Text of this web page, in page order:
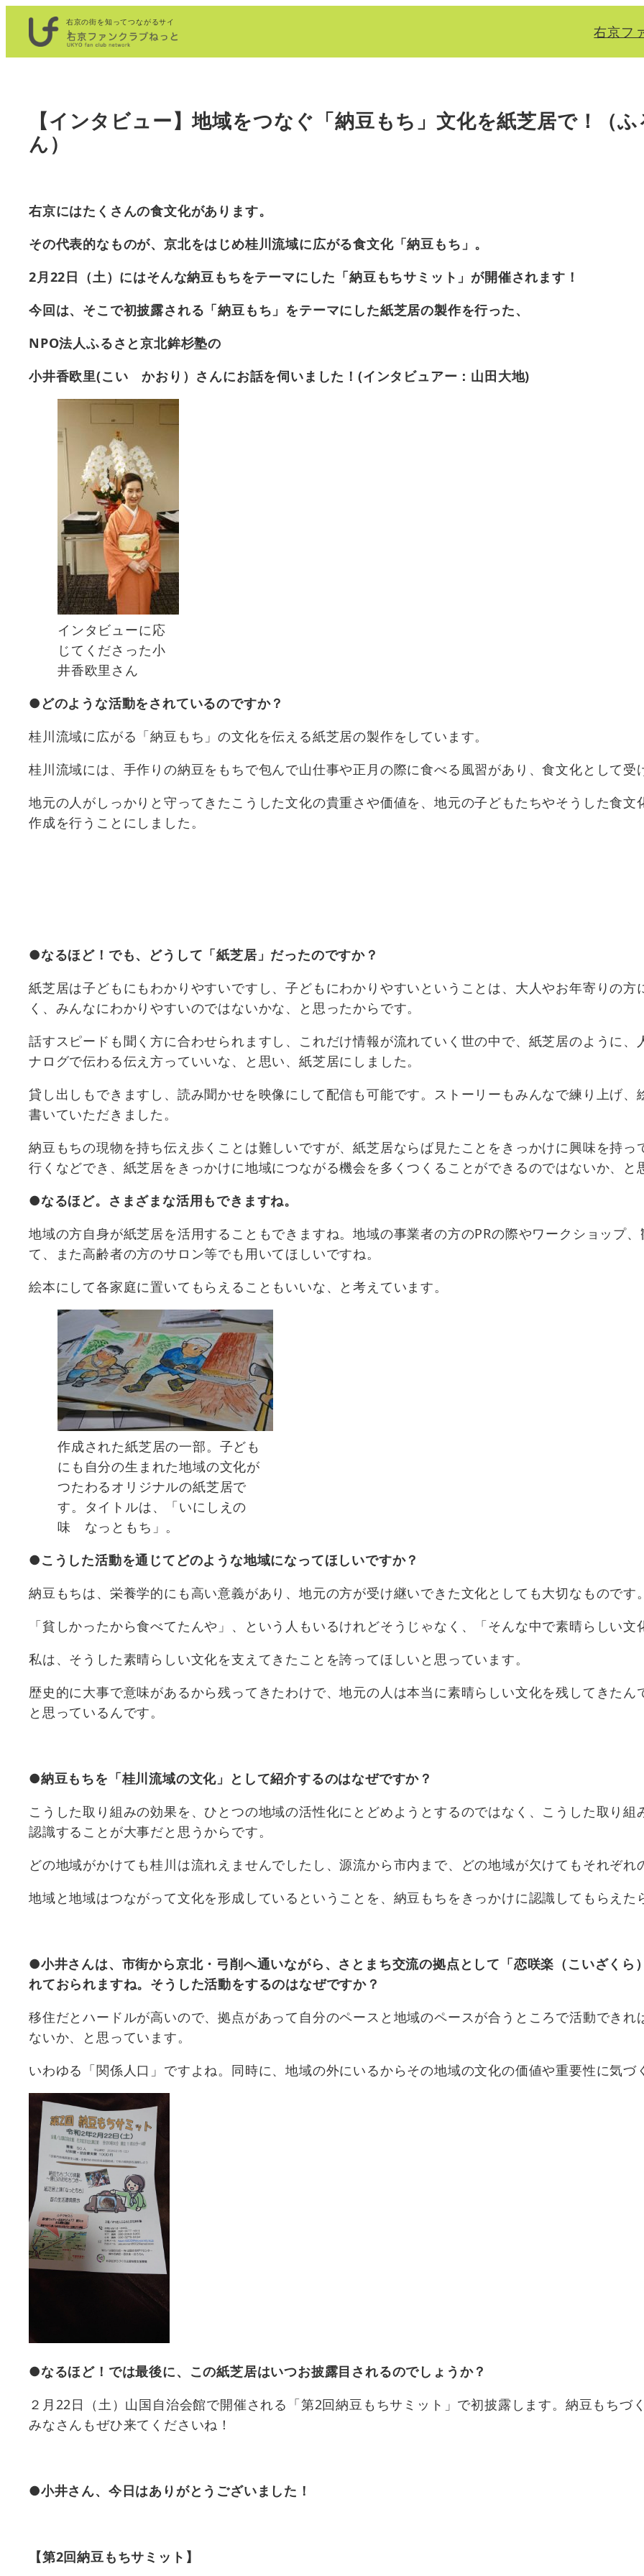
を
右京の街を知ってつながるサイ
ト
右京フ
【インタビュー】地域をつなぐ「納豆もち」文化を紙芝居で！（
ん）
右京にはたくさんの食文化があります。
その代表的なものが、京北をはじめ桂川流域に広がる食文化「納豆もち」。
2月22日（土）にはそんな納豆もちをテーマにした「納豆もちサミット」が開催されます！
今回は、そこで初披露される「納豆もち」をテーマにした紙芝居の製作を行った、
NPO法人ふるさと京北鉾杉塾の
小井香欧里(こい かおり）さんにお話を伺いました！(インタビュアー：山田大地)
インタビューに応
じてくださった小
井香欧里さん
●どのような活動をされているのですか？
桂川流域に広がる「納豆もち」の文化を伝える紙芝居の製作をしています。
桂川流域には、手作りの納豆をもちで包んで山仕事や正月の際に食べる風習があり、食文化として受
地元の人がしっかりと守ってきたこうした文化の貴重さや価値を、地元の子どもたちやそうした食
作成を行うことにしました。
●なるほど！でも、どうして「紙芝居」だったのですか？
紙芝居は子どもにもわかりやすいですし、子どもにわかりやすいということは、大人やお年寄りの方
く、みんなにわかりやすいのではないかな、と思ったからです。
話すスピードも聞く方に合わせられますし、これだけ情報が流れていく世の中で、紙芝居のように、
ナログで伝わる伝え方っていいな、と思い、紙芝居にしました。
貸し出しもできますし、読み聞かせを映像にして配信も可能です。ストーリーもみんなで練り上げ、
書いていただきました。
納豆もちの現物を持ち伝え歩くことは難しいですが、紙芝居ならば見たことをきっかけに興味を持っ
行くなどでき、紙芝居をきっかけに地域につながる機会を多くつくることができるのではないか、と
●なるほど。さまざまな活用もできますね。
地域の方自身が紙芝居を活用することもできますね。地域の事業者の方のPRの際やワークショップ
て、また高齢者の方のサロン等でも用いてほしいですね。
絵本にして各家庭に置いてもらえることもいいな、と考えています。
作成された紙芝居の一部。子ども
にも自分の生まれた地域の文化が
つたわるオリジナルの紙芝居で
す。タイトルは、「いにしえの
味 なっともち」。
●こうした活動を通じてどのような地域になってほしいですか？
納豆もちは、栄養学的にも高い意義があり、地元の方が受け継いできた文化としても大切なものです
「貧しかったから食べてたんや」、という人もいるけれどそうじゃなく、「そんな中で素晴らしい
私は、そうした素晴らしい文化を支えてきたことを誇ってほしいと思っています。
歴史的に大事で意味があるから残ってきたわけで、地元の人は本当に素晴らしい文化を残してきた
と思っているんです。
●納豆もちを「桂川流域の文化」として紹介するのはなぜですか？
こうした取り組みの効果を、ひとつの地域の活性化にとどめようとするのではなく、こうした取り
認識することが大事だと思うからです。
どの地域がかけても桂川は流れえませんでしたし、源流から市内まで、どの地域が欠けてもそれぞ
地域と地域はつながって文化を形成しているということを、納豆もちをきっかけに認識してもらえた
●小井さんは、市街から京北・弓削へ通いながら、さとまち交流の拠点として「恋咲楽（こいざくら
れておられますね。そうした活動をするのはなぜですか？
移住だとハードルが高いので、拠点があって自分のペースと地域のペースが合うところで活動でき
ないか、と思っています。
いわゆる「関係人口」ですよね。同時に、地域の外にいるからその地域の文化の価値や重要性に気
●なるほど！では最後に、この紙芝居はいつお披露目されるのでしょうか？
２月22日（土）山国自治会館で開催される「第2回納豆もちサミット」で初披露します。納豆もちづ
みなさんもぜひ来てくださいね！
●小井さん、今日はありがとうございました！
【第2回納豆もちサミット】